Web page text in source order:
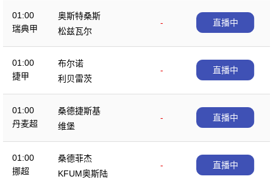
01:00
瑞典甲
奥斯特桑斯
-
松兹瓦尔
直播中
01:00
捷甲
布尔诺
-
利贝雷茨
直播中
01:00
丹麦超
桑德捷斯基
-
维堡
直播中
01:00
挪超
桑德菲杰
-
KFUM奥斯陆
直播中